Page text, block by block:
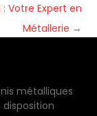
Votre Expert en
Métallerie →
métalliques
disposition